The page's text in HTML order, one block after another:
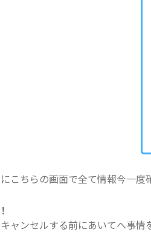
こちらの画面で全て情報今一
ャンセルする前にあいてへ事情